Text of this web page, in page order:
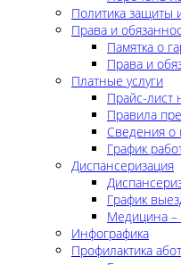
Политика защиты
Права и
Памятка о
Права и
Платные услуги
Прайс-лист
Правила
Сведения о
График
Диспансеризация
График
Медицина –
Инфографика
Профилактика